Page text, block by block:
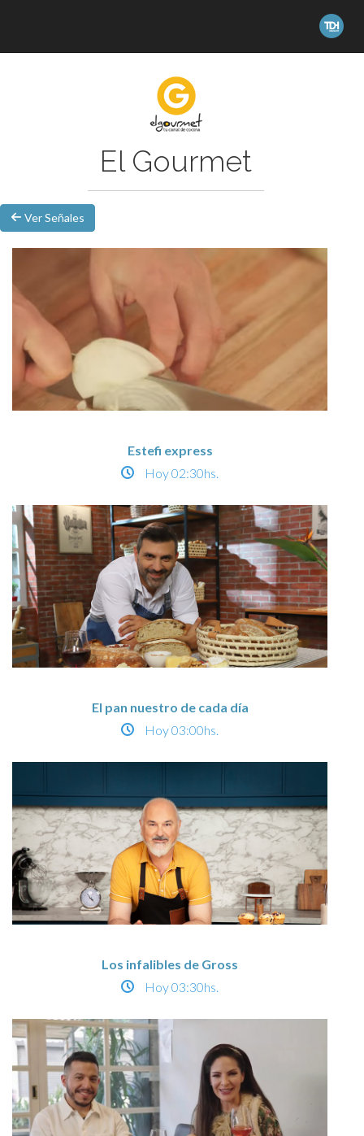
El Gourmet
Ver Señales
Estefi express
Hoy02:30hs.
El pan nuestro de cada día
Hoy03:00hs.
Los infalibles de Gross
Hoy03:30hs.